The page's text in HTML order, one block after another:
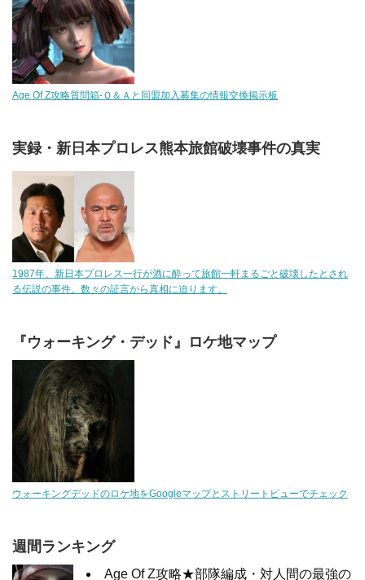
Age Of Z攻略質問箱-Ｑ＆Ａと同盟加入募集の情報交換掲示板
実録・新日本プロレス熊本旅館破壊事件の真実
1987年、新日本プロレス一行が酒に酔って旅館一軒まるごと破壊したとされ
る伝説の事件。数々の証言から真相に迫ります。
『ウォーキング・デッド』ロケ地マップ
ウォーキングデッドのロケ地をGoogleマップとストリートビューでチェック
週間ランキング
Age Of Z攻略★部隊編成・対人間の最強の